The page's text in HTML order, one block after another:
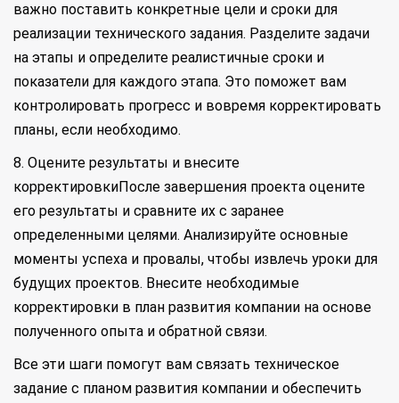
важно поставить конкретные цели и сроки для
реализации технического задания. Разделите задачи
на этапы и определите реалистичные сроки и
показатели для каждого этапа. Это поможет вам
контролировать прогресс и вовремя корректировать
планы, если необходимо.
8. Оцените результаты и внесите
корректировкиПосле завершения проекта оцените
его результаты и сравните их с заранее
определенными целями. Анализируйте основные
моменты успеха и провалы, чтобы извлечь уроки для
будущих проектов. Внесите необходимые
корректировки в план развития компании на основе
полученного опыта и обратной связи.
Все эти шаги помогут вам связать техническое
задание с планом развития компании и обеспечить